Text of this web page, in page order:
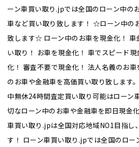
ーン車買い取り.jpでは全国のローン中の
車など買い取り致します！ ☆ローン中の
致します☆ ローン中のお車を現金化！ 車
い取り！ お車を現金化！ 車でスピード
化！ 審査不要で現金化！ 法人名義のお
のお車や金融車を高価買い取り致します
中無休24時間査定買い取り可能はロー
切なローン中のお車や金融車を即日現金
車買い取り.jpは全国対応地域NO1目指し
す！ ローン車買い取り.jpでは全国のロー